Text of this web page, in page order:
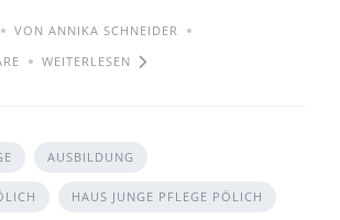
VON ANNIKA SCHNEIDER
WEITERLESEN
AUSBILDUNG
HAUS JUNGE PFLEGE PÖLICH